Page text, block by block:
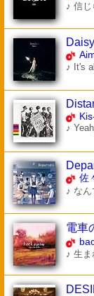
♪ 信
Daisy
♪ It's
♪
佐
♪ な
電車
♪ 生